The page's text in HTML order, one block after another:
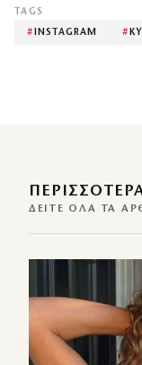
TAGS
# INSTAGRAM #
ΔΕΊΤΕ ΌΛΑ ΤΑ